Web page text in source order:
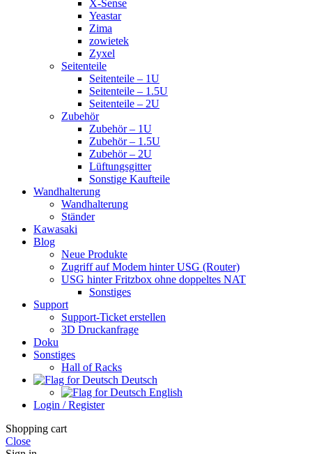
X-Sense
Yeastar
Zima
zowietek
Zyxel
Seitenteile
Seitenteile – 1U
Seitenteile – 1.5U
Seitenteile – 2U
Zubehör
Zubehör – 1U
Zubehör – 1.5U
Zubehör – 2U
Lüftungsgitter
Sonstige Kaufteile
Wandhalterung
Wandhalterung
Ständer
Kawasaki
Blog
Neue Produkte
Zugriff auf Modem hinter USG (Router)
USG hinter Fritzbox ohne doppeltes NAT
Sonstiges
Support
Support-Ticket erstellen
3D Druckanfrage
Doku
Sonstiges
Hall of Racks
Deutsch
English
Login / Register
Shopping cart
Close